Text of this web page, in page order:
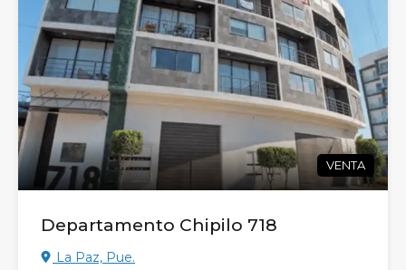
VENTA
Departamento Chipilo 718
La Paz, Pue.